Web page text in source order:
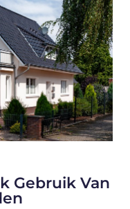
Gebruik Van